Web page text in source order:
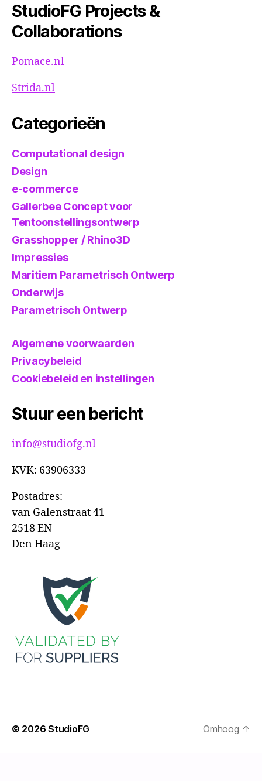
StudioFG Projects &
Collaborations
Pomace.nl
Strida.nl
Categorieën
Computational design
Design
e-commerce
Gallerbee Concept voor
Tentoonstellingsontwerp
Grasshopper / Rhino3D
Impressies
Maritiem Parametrisch Ontwerp
Onderwijs
Parametrisch Ontwerp
Algemene voorwaarden
Privacybeleid
Cookiebeleid en instellingen
Stuur een bericht
info@studiofg.nl
KVK: 63906333
Postadres:
van Galenstraat 41
2518 EN
Den Haag
© 2026StudioFG Omhoog ↑